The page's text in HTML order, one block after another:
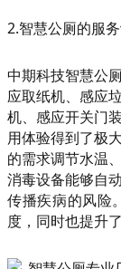
2.智慧公厕的服
中期科技智慧公
应取纸机、感应
机、感应开关门
用体验得到了极
的需求调节水温
消毒设备能够自
传播疾病的风险
度，同时也提升